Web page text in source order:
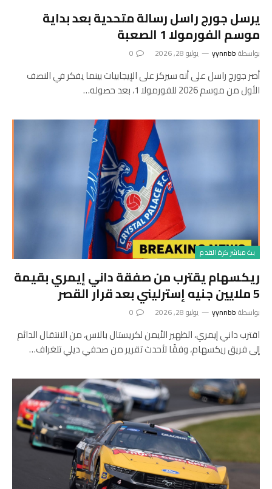
يرسل جورج راسل رسالة متحدية بعد بداية
موسم الفورمولا 1 الصعبة
بواسطةyynnbb يوليو 28, 2026 0
أصر جورج راسل على أنه سيركز على الإيجابيات بينما يفكر في النصف
الأول من موسم 2026 للفورمولا 1، بعد حصوله…
بث مباشر كرة القدم
ريكسهام يقترب من صفقة داني إيمري بقيمة
5 ملايين جنيه إسترليني بعد قرار القصر
بواسطةyynnbb يوليو 28, 2026 0
اقترب داني إيمري، الظهير الأيمن لكريستال بالاس، من الانتقال الدائم
إلى فريق ريكسهام، وفقًا لأحدث تقرير من صحفي ديلي تلغراف…